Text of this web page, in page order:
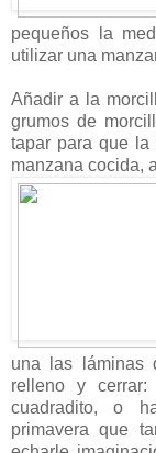
pequeños la
utilizar una
Añadir a la
grumos de
tapar para que la
manzana cocida,
una las láminas
relleno y
cuadradito, o
primavera que